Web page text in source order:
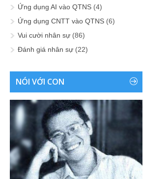
Ứng dụng AI vào QTNS (4)
Ứng dụng CNTT vào QTNS (6)
Vui cười nhân sự (86)
Đánh giá nhân sự (22)
NÓI VỚI CON